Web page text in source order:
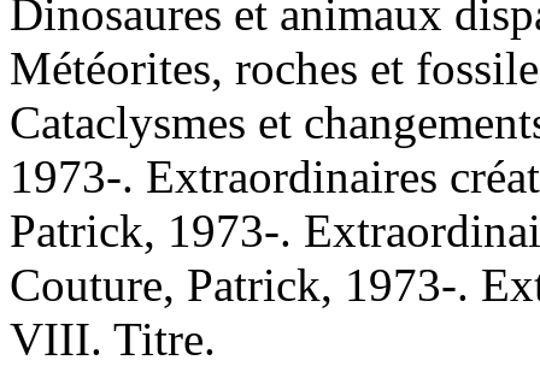
Dinosaures et animaux
Météorites, roches et
Cataclysmes et
1973-. Extraordinaires
Patrick, 1973-.
Couture, Patrick, 1973-.
VIII. Titre.